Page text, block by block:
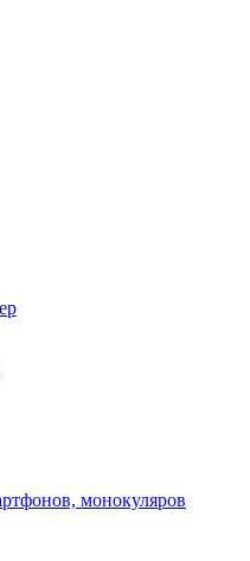
монокуляров